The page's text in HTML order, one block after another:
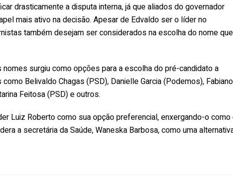
drasticamente a disputa interna, já que aliados do governador
mais ativo na decisão. Apesar de Edvaldo ser o líder no
também desejam ser considerados na escolha do nome que
surgiu como opções para a escolha do pré-candidato a
Belivaldo Chagas (PSD), Danielle Garcia (Podemos), Fabiano
Feitosa (PSD) e outros.
Luiz Roberto como sua opção preferencial, enxergando-o como
a secretária da Saúde, Waneska Barbosa, como uma